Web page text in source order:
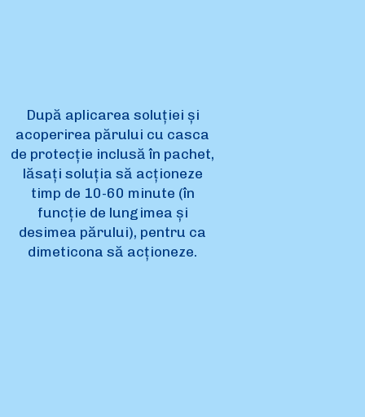
După aplicarea soluției și
acoperirea părului cu casca
de protecție inclusă în pachet,
lăsați soluția să acționeze
timp de 10-60 minute (în
funcție de lungimea și
desimea părului), pentru ca
dimeticona să acționeze.